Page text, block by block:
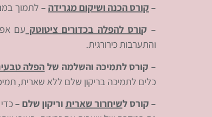
– קורס הכנה ושיקום מגרידה – לתמוך
– קורס להפלה בכדורים ציטוטק עם
והתערבות כירורגית.
– קורס לתמיכה והשלמה שלהפלה
כלים לתמיכה בריקון שלם ללא שארית,
– קורס לשיחרור שארית וריקון שלם –